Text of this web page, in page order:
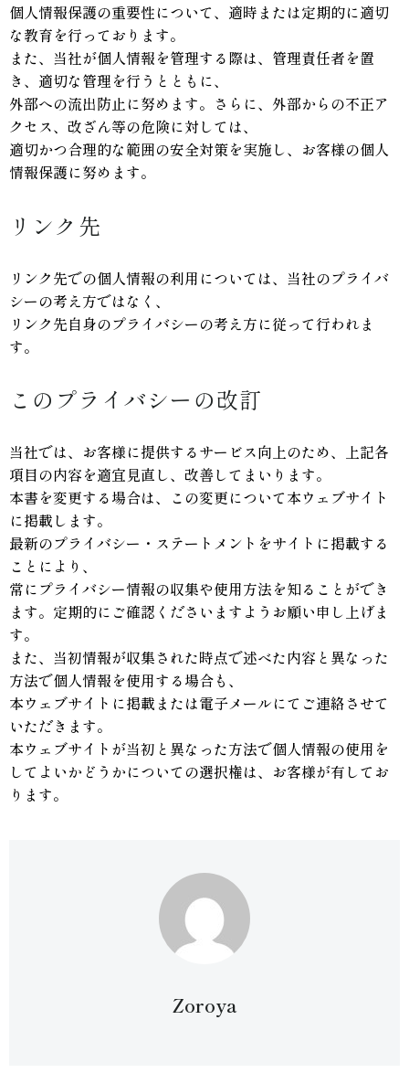
個人情報保護の重要性について、適時または定期的に適切
な教育を行っております。
また、当社が個人情報を管理する際は、管理責任者を置
き、適切な管理を行うとともに、
外部への流出防止に努めます。さらに、外部からの不正ア
クセス、改ざん等の危険に対しては、
適切かつ合理的な範囲の安全対策を実施し、お客様の個人
情報保護に努めます。
リンク先
リンク先での個人情報の利用については、当社のプライバ
シーの考え方ではなく、
リンク先自身のプライバシーの考え方に従って行われま
す。
このプライバシーの改訂
当社では、お客様に提供するサービス向上のため、上記各
項目の内容を適宜見直し、改善してまいります。
本書を変更する場合は、この変更について本ウェブサイト
に掲載します。
最新のプライバシー・ステートメントをサイトに掲載する
ことにより、
常にプライバシー情報の収集や使用方法を知ることができ
ます。定期的にご確認くださいますようお願い申し上げま
す。
また、当初情報が収集された時点で述べた内容と異なった
方法で個人情報を使用する場合も、
本ウェブサイトに掲載または電子メールにてご連絡させて
いただきます。
本ウェブサイトが当初と異なった方法で個人情報の使用を
してよいかどうかについての選択権は、お客様が有してお
ります。
Zoroya